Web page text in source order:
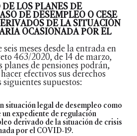
LOS PLANES DE
DE DESEMPLEO O CESE
DE LA SITUACIÓN
OCASIONADA POR EL
meses desde la entrada en
463/2020, de 14 de marzo,
planes de pensiones podrán,
efectivos sus derechos
supuestos:
situación legal de desempleo como
un expediente de regulación
derivado de la situación de crisis
por el COVID-19.